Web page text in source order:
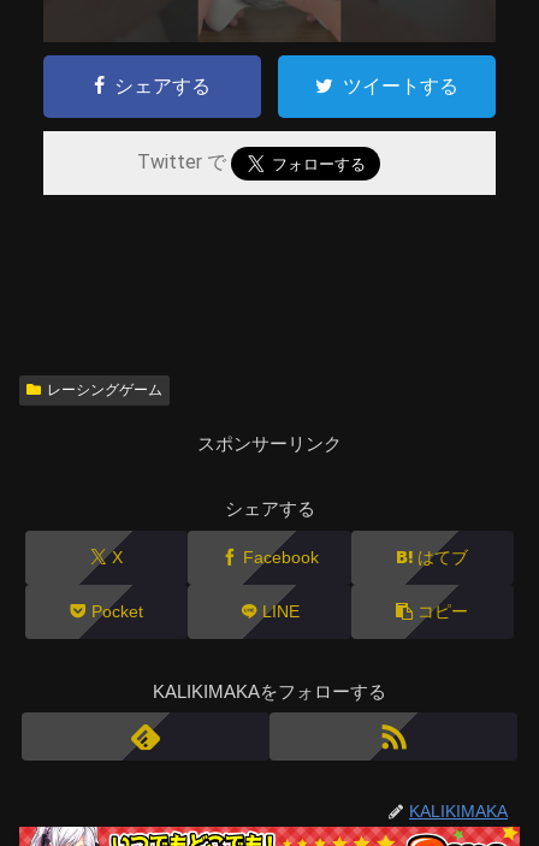
シェアする ツイートする
Twitter で
レーシングゲーム
スポンサーリンク
シェアする
X Facebook はてブ
Pocket LINE コピー
KALIKIMAKAをフォローする
KALIKIMAKA